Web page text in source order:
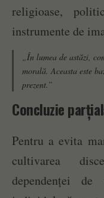
religioase,
instrumente de
„În lumea de astăzi,
morală. Aceasta este
prezent.”
Concluzie
Pentru a evita
cultivarea
dependenței de